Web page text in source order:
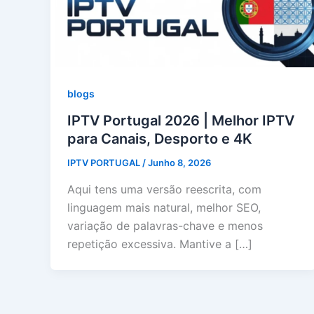
blogs
IPTV Portugal 2026 | Melhor IPTV
para Canais, Desporto e 4K
IPTV PORTUGAL /Junho 8, 2026
Aqui tens uma versão reescrita, com
linguagem mais natural, melhor SEO,
variação de palavras-chave e menos
repetição excessiva. Mantive a […]